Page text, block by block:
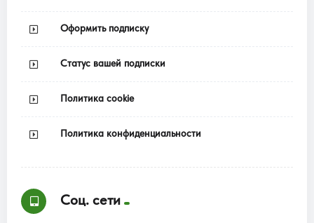
Оформить подписку
Статус вашей подписки
Политика cookie
Политика конфиденциальности
Соц. сети